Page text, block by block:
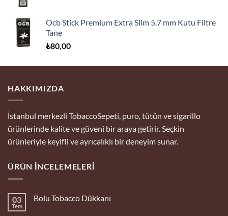
Ocb Stick Premium Extra Slim 5.7 mm Kutu Filtre
Tane
₺80,00
HAKKIMIZDA
İstanbul merkezli TobaccoSepeti, puro, tütün ve sigarillo
ürünlerinde kalite ve güveni bir araya getirir. Seçkin
ürünleriyle keyifli ve ayrıcalıklı bir deneyim sunar.
ÜRÜN İNCELEMELERI
03
Tem
Bolu Tobacco Dükkanı